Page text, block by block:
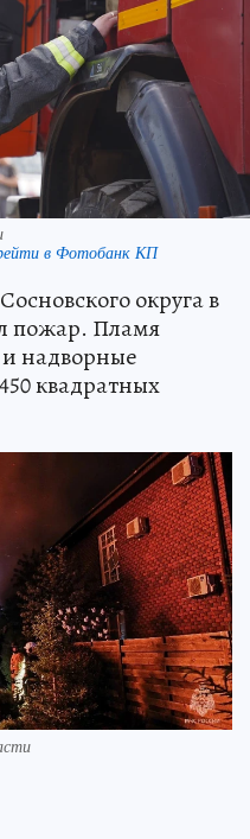
в Фотобанк КП
округа в
пожар. Пламя
надворные
квадратных